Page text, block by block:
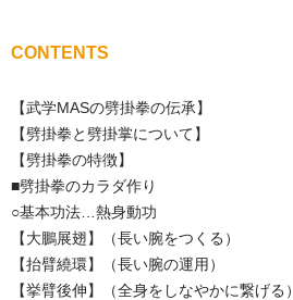
CONTENTS
【武学MASの劈掛拳の伝承】
【劈掛拳と劈掛掌について】
【劈掛拳の特徴】
■劈掛拳のカラダ作り
○基本功法…熱身動功
【大鵬展翅】（長い腕をつくる）
【抬臂繞環】（長い腕の運用）
【挙臂後伸】（全身をしなやかに繋げる）